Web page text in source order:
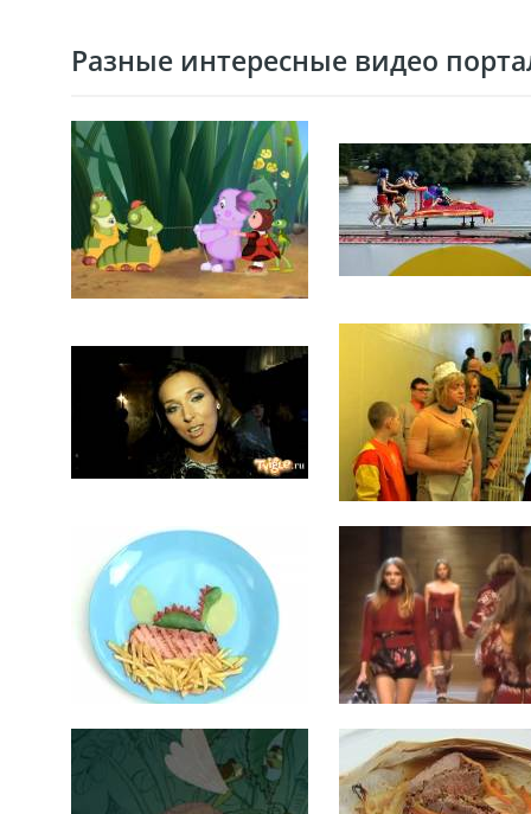
Разные интересные видео